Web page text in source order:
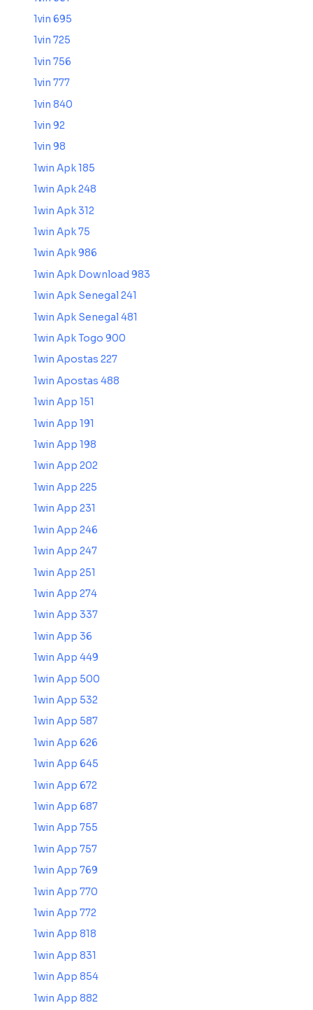
1vin 695
1vin 725
1vin 756
1vin 777
1vin 840
1vin 92
1vin 98
1win Apk 185
1win Apk 248
1win Apk 312
1win Apk 75
1win Apk 986
1win Apk Download 983
1win Apk Senegal 241
1win Apk Senegal 481
1win Apk Togo 900
1win Apostas 227
1win Apostas 488
1win App 151
1win App 191
1win App 198
1win App 202
1win App 225
1win App 231
1win App 246
1win App 247
1win App 251
1win App 274
1win App 337
1win App 36
1win App 449
1win App 500
1win App 532
1win App 587
1win App 626
1win App 645
1win App 672
1win App 687
1win App 755
1win App 757
1win App 769
1win App 770
1win App 772
1win App 818
1win App 831
1win App 854
1win App 882